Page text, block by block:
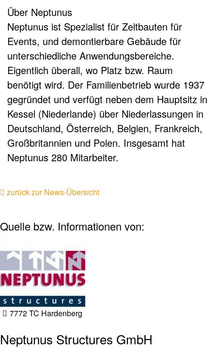
Über Neptunus
Neptunus ist Spezialist für Zeltbauten für
Events, und demontierbare Gebäude für
unterschiedliche Anwendungsbereiche.
Eigentlich überall, wo Platz bzw. Raum
benötigt wird. Der Familienbetrieb wurde 1937
gegründet und verfügt neben dem Hauptsitz in
Kessel (Niederlande) über Niederlassungen in
Deutschland, Österreich, Belgien, Frankreich,
Großbritannien und Polen. Insgesamt hat
Neptunus 280 Mitarbeiter.
zurück zur News-Übersicht
Quelle bzw. Informationen von:
7772 TC Hardenberg
Neptunus Structures GmbH